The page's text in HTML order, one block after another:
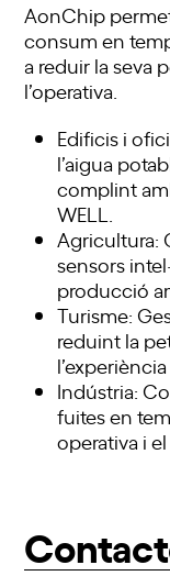
AonChip
consum en
a reduir la seva
l’operativa.
Edificis i
l’aigua
complint
WELL.
Agricultura:
sensors
producció
Turisme:
reduint la
Indústria:
fuites en
operativa i